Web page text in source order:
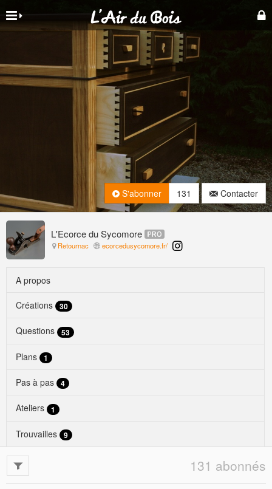
L'Ecorce du Sycomore
Retournac ecorcedusycomore.fr/
S'abonner 131 Contacter
A propos
Créations 30
Questions 53
Plans 1
Pas à pas 4
Ateliers 1
Trouvailles 9
131 abonnés